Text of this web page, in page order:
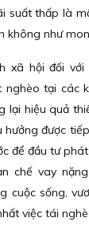
suất thấp là
không như
xã hội đối với
tại các
lại hiệu quả
được
để đầu tư
chế vay
cuộc sống,
việc tái